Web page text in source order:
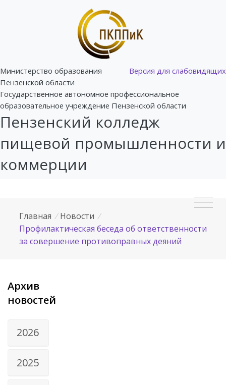
Версия для слабовидящих
Министерство образования
Пензенской области
Государственное автономное профессиональное
образовательное учреждение Пензенской области
Пензенский колледж
пищевой промышленности и
коммерции
Главная / Новости /
Профилактическая беседа об ответственности
за совершение противоправных деяний
Архив
новостей
2026
2025